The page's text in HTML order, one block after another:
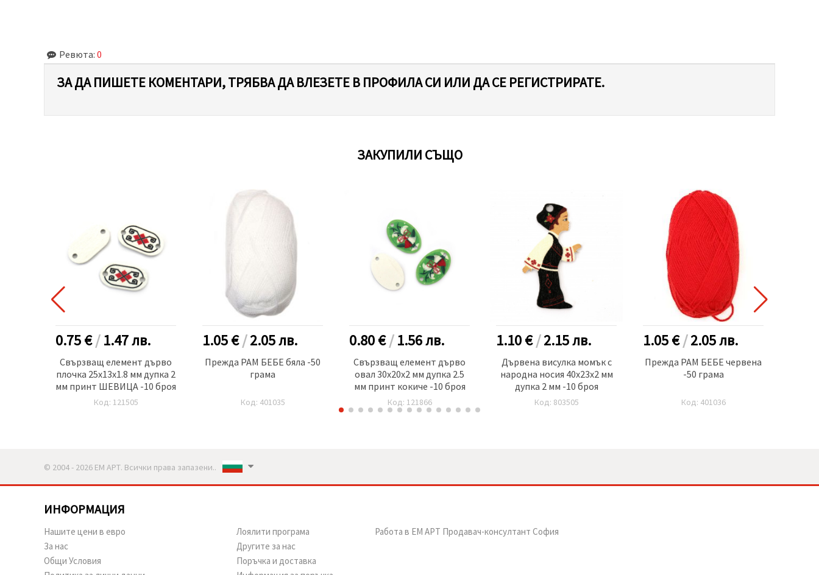
Ревюта: 0
ЗА ДА ПИШЕТЕ КОМЕНТАРИ, ТРЯБВА ДА ВЛЕЗЕТЕ В ПРОФИЛА СИ ИЛИ ДА СЕ РЕГИСТРИРАТЕ.
ЗАКУПИЛИ СЪЩО
0.75 €/1.47лв.
Свързващ елемент дърво
плочка 25x13x1.8 мм дупка 2
мм принт ШЕВИЦА -10 броя
Код: 121505
1.05 €/2.05лв.
Прежда РАМ БЕБЕ бяла -50
грама
Код: 401035
0.80 €/1.56лв.
Свързващ елемент дърво
овал 30x20x2 мм дупка 2.5
мм принт кокиче -10 броя
Код: 121866
1.10 €/2.15лв.
Дървена висулка момък с
народна носия 40x23x2 мм
дупка 2 мм -10 броя
Код: 803505
1.05 €/2.05лв.
Прежда РАМ БЕБЕ червена
-50 грама
Код: 401036
© 2004 - 2026 ЕМ АРТ. Всички права запазени..
ИНФОРМАЦИЯ
Нашите цени в евро
За нас
Общи Условия
Лоялити програма
Другите за нас
Поръчка и доставка
Работа в ЕМ АРТ Продавач-консултант София